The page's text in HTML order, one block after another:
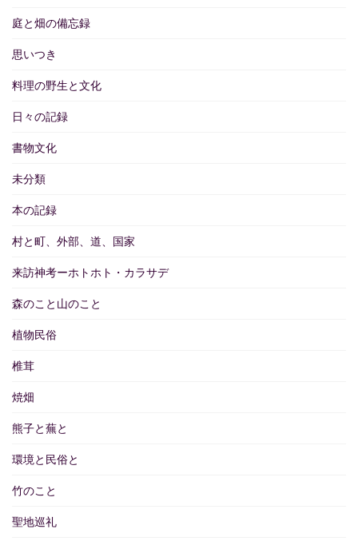
庭と畑の備忘録
思いつき
料理の野生と文化
日々の記録
書物文化
未分類
本の記録
村と町、外部、道、国家
来訪神考ーホトホト・カラサデ
森のこと山のこと
植物民俗
椎茸
焼畑
熊子と蕪と
環境と民俗と
竹のこと
聖地巡礼